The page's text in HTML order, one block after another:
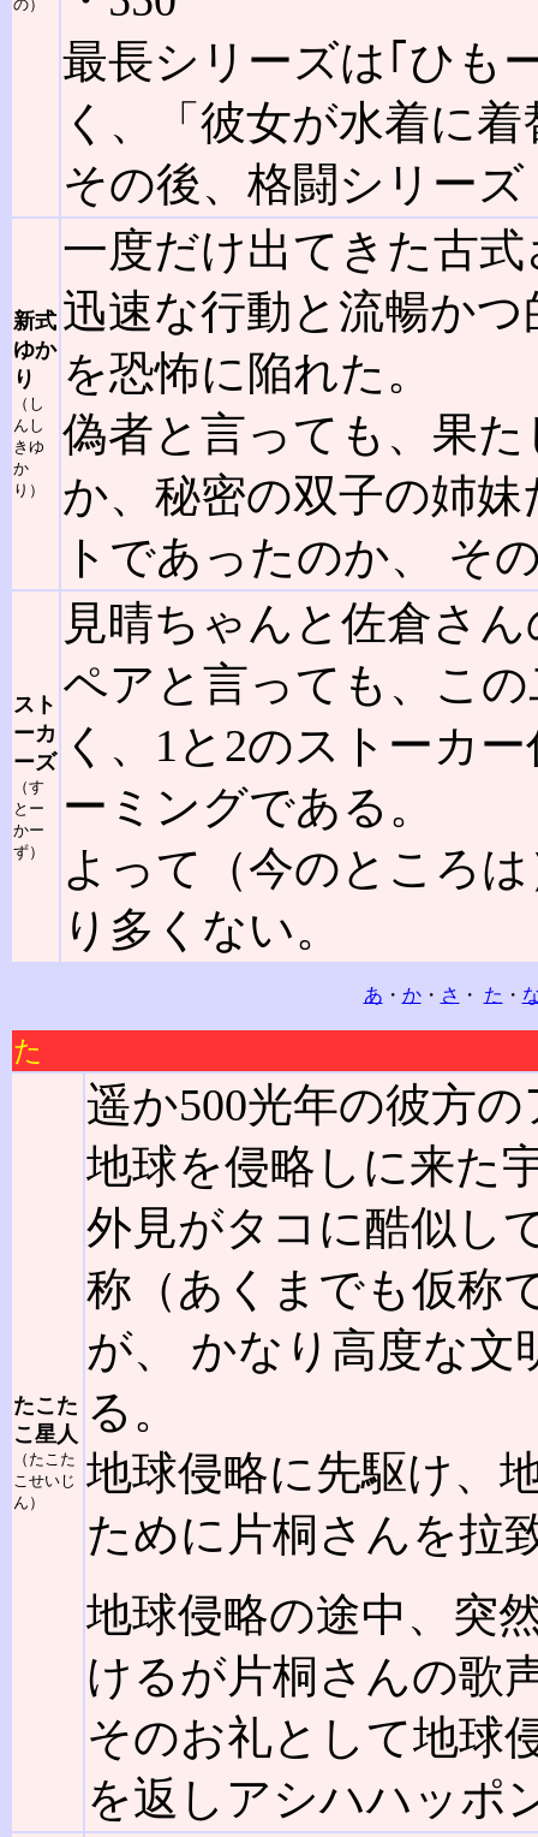
の）
最長シリーズは｢ひも
く、「彼女が水着に
その後、格闘シリー
新式
ゆか
り
（し
んし
きゆ
か
り）
一度だけ出てきた古
迅速な行動と流暢か
を恐怖に陥れた。
偽者と言っても、果
か、秘密の双子の姉
トであったのか、 そ
スト
ーカ
ーズ
（す
とー
かー
ず）
見晴ちゃんと佐倉さ
ペアと言っても、こ
く、1と2のストーカ
ーミングである。
よって（今のところ
り多くない。
あ ・ か・ さ ・ た ・
た
たこた
こ星人
（たこた
こせいじ
ん）
遥か500光年の彼方
地球を侵略しに来た
外見がタコに酷似し
称（あくまでも仮称
が、 かなり高度な文
る。
地球侵略に先駆け、
ために片桐さんを拉
地球侵略の途中、突
けるが片桐さんの歌
そのお礼として地球
を返しアシハハッポ